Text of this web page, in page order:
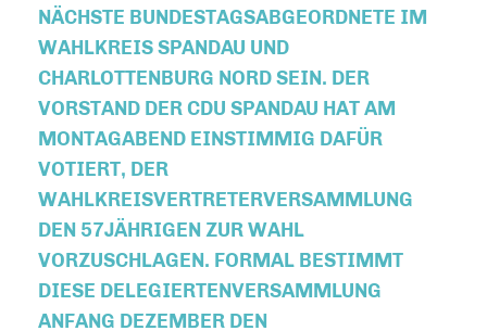
NÄCHSTE BUNDESTAGSABGEORDNETE IM
WAHLKREIS SPANDAU UND
CHARLOTTENBURG NORD SEIN. DER
VORSTAND DER CDU SPANDAU HAT AM
MONTAGABEND EINSTIMMIG DAFÜR
VOTIERT, DER
WAHLKREISVERTRETERVERSAMMLUNG
DEN 57JÄHRIGEN ZUR WAHL
VORZUSCHLAGEN. FORMAL BESTIMMT
DIESE DELEGIERTENVERSAMMLUNG
ANFANG DEZEMBER DEN